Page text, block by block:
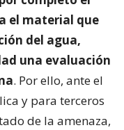
el material que
del agua,
una evaluación
. Por ello, ante el
y para terceros
de la amenaza,